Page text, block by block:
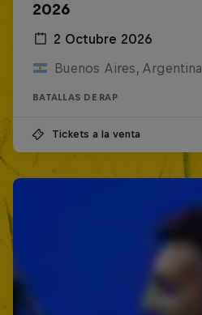
2026
2 Octubre 2026
Buenos Aires, Argentina
BATALLAS DE RAP
Tickets a la venta